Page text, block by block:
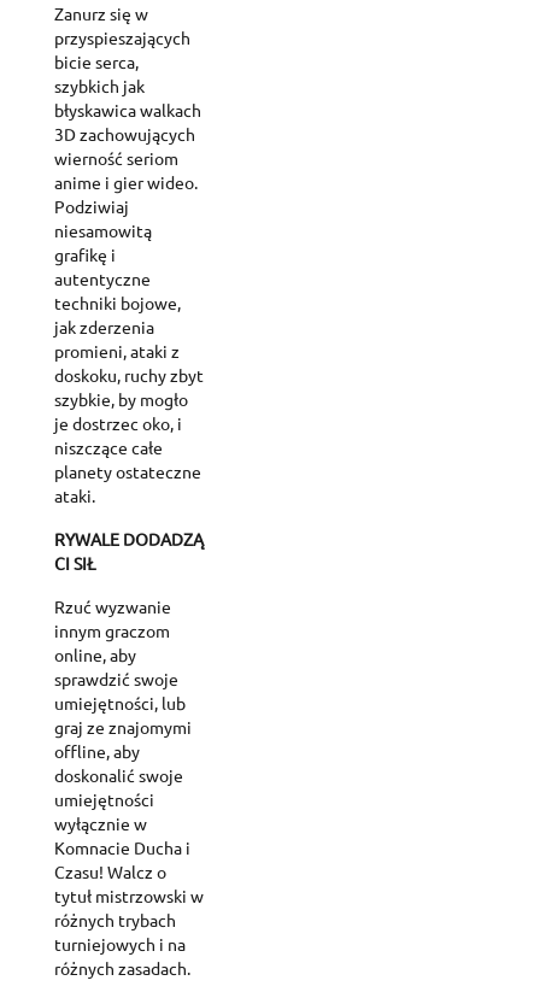
Zanurz się w
przyspieszających
bicie serca,
szybkich jak
błyskawica walkach
3D zachowujących
wierność seriom
anime i gier wideo.
Podziwiaj
niesamowitą
grafikę i
autentyczne
techniki bojowe,
jak zderzenia
promieni, ataki z
doskoku, ruchy zbyt
szybkie, by mogło
je dostrzec oko, i
niszczące całe
planety ostateczne
ataki.
RYWALE DODADZĄ
CI SIŁ
Rzuć wyzwanie
innym graczom
online, aby
sprawdzić swoje
umiejętności, lub
graj ze znajomymi
offline, aby
doskonalić swoje
umiejętności
wyłącznie w
Komnacie Ducha i
Czasu! Walcz o
tytuł mistrzowski w
różnych trybach
turniejowych i na
różnych zasadach.